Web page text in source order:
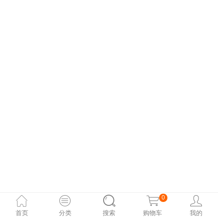
首页 分类 搜索
0
购物车 我的